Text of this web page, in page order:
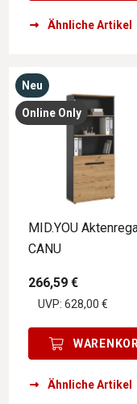
Ähnliche Artikel
Neu
Online Only
MID.YOU
CANU
266,59 €
UVP: 628,00 €
Ähnliche Artikel